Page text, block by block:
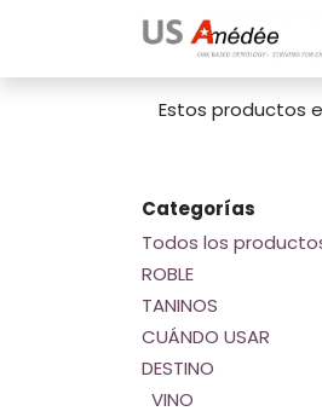
Estos productos
Categorías
Todos los
ROBLE
TANINOS
CUÁNDO USAR
DESTINO
VINO